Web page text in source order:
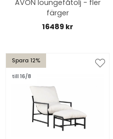
AVON loungefåtölj - fler
färger
16489 kr
Spara 12%
till 16/8